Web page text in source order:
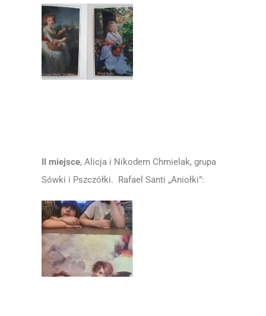
II miejsce, Alicja i Nikodem Chmielak, grupa
Sówki i Pszczółki. Rafael Santi „Aniołki”: